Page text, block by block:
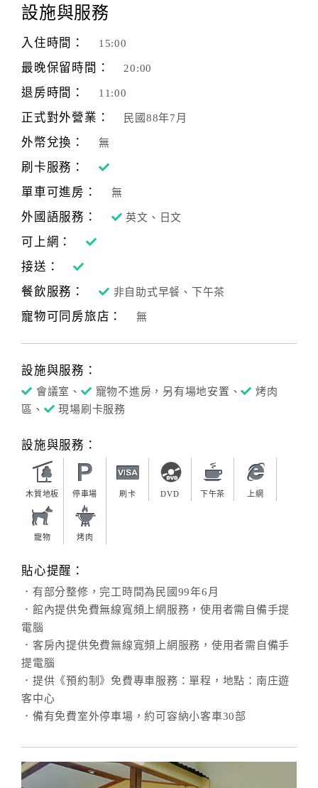
設施與服務
入住時間： 15:00
最晚保留時間： 20:00
退房時間： 11:00
正式對外營業： 民國88年7月
外幣兌換： 無
刷卡服務：
單車可進房：
無
外國語服務： 英文、日文
可上網：
接送：
餐飲服務：
非自助式早餐、下午茶
寵物可同房旅店： 無
設施與服務：
會議室、 寵物不進房，另有場地安置、
烤肉
區、
現場刷卡服務
設施與服務：
木質地板 停車場 刷卡 DVD 下午茶 上網
寵物 烤肉
貼心提醒：
．有部分整修，完工時間為民國99年6月
．館內提供免費無線寬頻上網服務，使用者需自備手提
電腦
．客房內提供免費無線寬頻上網服務，使用者需自備手
提電腦
．提供《預約制》免費專車服務：單程，地點：南庄遊
客中心
．備有免費室外停車場，約可容納小客車30部